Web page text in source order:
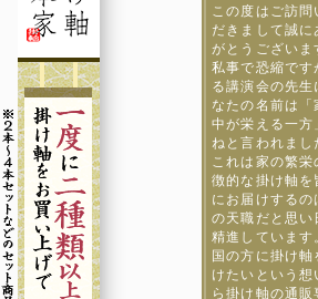
この度はご訪問
だきまして誠に
がとうございま
私事で恐縮です
る講演会の先生
なたの名前は「
中が栄える一方
ねと言われまし
これは家の繁栄
徴的な掛け軸を
にお届けするの
の天職だと思い
精進しています
国の方に掛け軸
けたいという想
ら掛け軸の通販